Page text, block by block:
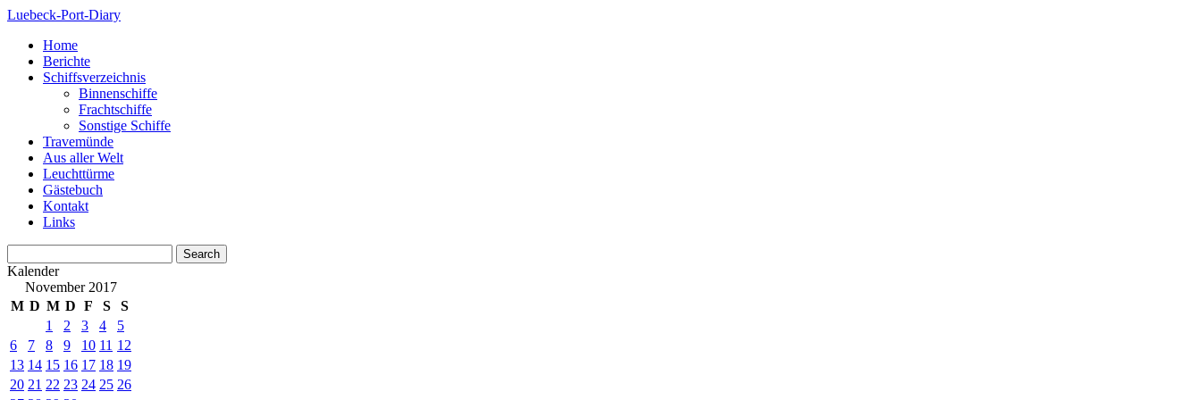
Luebeck-Port-Diary
Home
Berichte
Schiffsverzeichnis
Binnenschiffe
Frachtschiffe
Sonstige Schiffe
Travemünde
Aus aller Welt
Leuchttürme
Gästebuch
Kontakt
Links
Kalender
November 2017
M D M D F S
S
1
2 3 4
5
6
7 8 9 10 11 12
13 14 15 16 17 18 19
20 21 22 23 24 25 26